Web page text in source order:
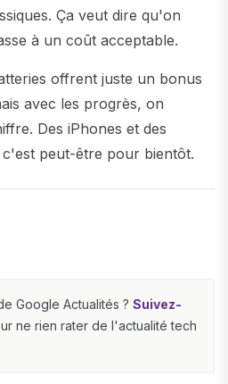
Ça veut dire qu'on
à un coût acceptable.
offrent juste un bonus
avec les progrès, on
Des iPhones et des
peut-être pour bientôt.
Google Actualités ? Suivez-
ne rien rater de l'actualité tech